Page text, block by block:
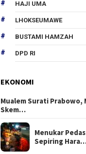
HAJI UMA
LHOKSEUMAWE
BUSTAMI HAMZAH
DPD RI
EKONOMI
Mualem Surati Prabowo,
Skem…
Menukar
Sepiring